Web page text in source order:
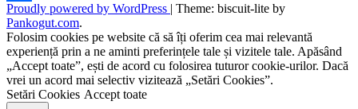
Link
Share
Proudly powered by WordPress | Theme: biscuit-lite by
Pankogut.com.
Folosim cookies pe website că să îți oferim cea mai relevantă
experiență prin a ne aminti preferințele tale și vizitele tale. Apăsând
„Accept toate”, ești de acord cu folosirea tuturor cookie-urilor. Dacă
vrei un acord mai selectiv vizitează „Setări Cookies”.
Setări Cookies Accept toate